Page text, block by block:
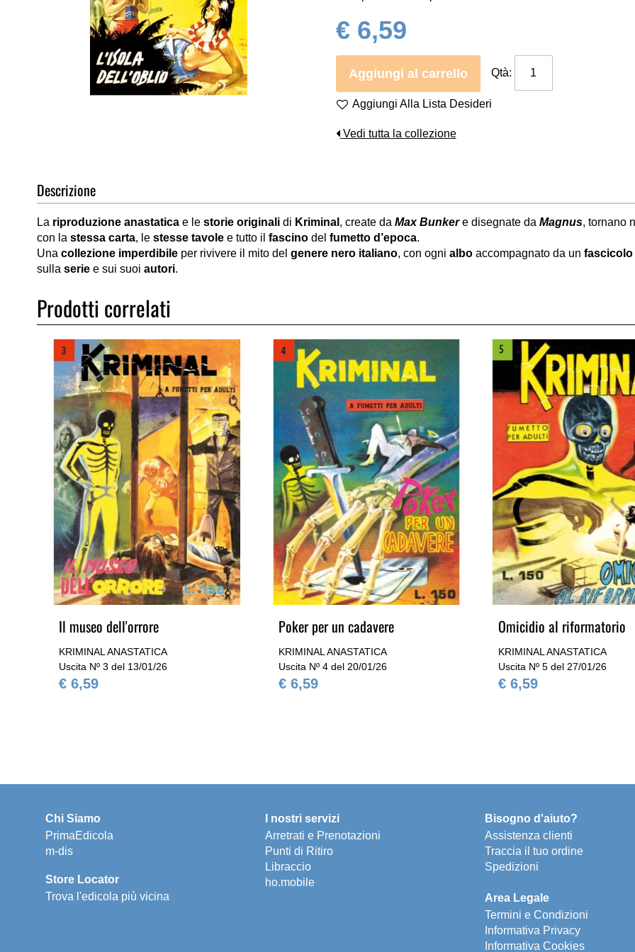
di
immagini
€ 6,59
Aggiungi al carrello Qtà:
Aggiungi Alla Lista Desideri
Vedi tutta la collezione
Descrizione
La riproduzione anastatica e le storie originali di Kriminal , create da Max Bunkere disegnate da Magnus, tornano
con la stessa carta, le stesse tavole e tutto il fascino del fumetto d’epoca.
Una collezione imperdibile per rivivere il mito del genere nero italiano, con ogni albo accompagnato da un fascicolo
sulla serie e sui suoi autori.
Prodotti correlati
Il museo dell'orrore
KRIMINAL ANASTATICA
Uscita Nº 3 del 13/01/26
€ 6,59
Poker per un cadavere
KRIMINAL ANASTATICA
Uscita Nº 4 del 20/01/26
€ 6,59
Omicidio al riformatorio
KRIMINAL ANASTATICA
Uscita Nº 5 del 27/01/26
€ 6,59
Chi Siamo
PrimaEdicola
m-dis
Store Locator
Trova l'edicola più vicina
I nostri servizi
Arretrati e Prenotazioni
Punti di Ritiro
Libraccio
ho.mobile
Bisogno d'aiuto?
Assistenza clienti
Traccia il tuo ordine
Spedizioni
Area Legale
Termini e Condizioni
Informativa Privacy
Informativa Cookies